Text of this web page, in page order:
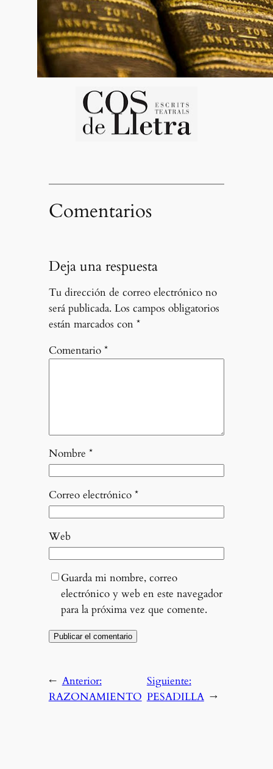
Comentarios
Deja una respuesta
Tu dirección de correo electrónico no
será publicada. Los campos obligatorios
están marcados con *
Comentario *
Nombre *
Correo electrónico *
Web
Guarda mi nombre, correo
electrónico y web en este navegador
para la próxima vez que comente.
← Anterior:
RAZONAMIENTO
Siguiente:
PESADILLA →